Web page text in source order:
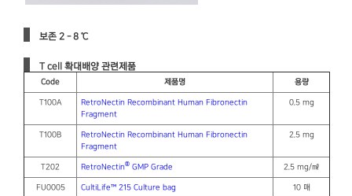
보존 2 - 8 ℃
T cell 확대배양 관련제품
Code 제품명 용량
T100A
RetroNectin Recombinant Human Fibronectin
Fragment
0.5 mg
T100B
RetroNectin Recombinant Human Fibronectin
Fragment
2.5 mg
T202 RetroNectin® GMP Grade 2.5 mg/㎖
FU0005 CultiLife™ 215 Culture bag 10 매